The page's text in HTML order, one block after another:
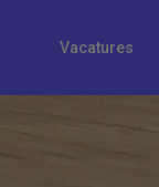
Vacatures